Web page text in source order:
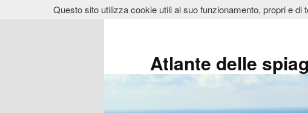
Atlante delle
Questo sito utilizza cookie utili al suo funzionamento, propri e